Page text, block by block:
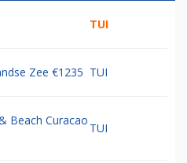
TUI
Zee €1235 TUI
Beach Curacao
TUI